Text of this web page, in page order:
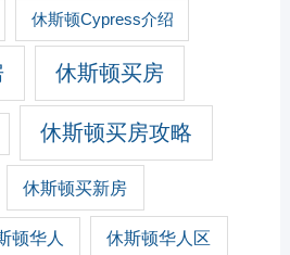
休斯顿Cypress介绍
休斯顿买房
休斯顿买房攻略
休斯顿买新房
顿华人 休斯顿华人区